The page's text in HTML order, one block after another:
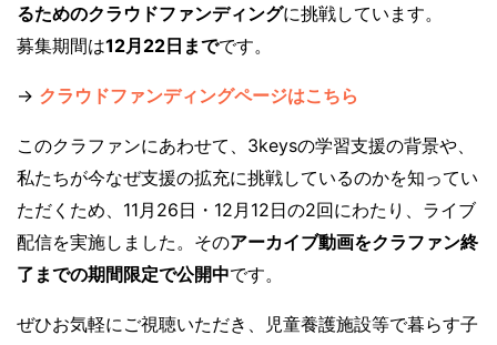
るためのクラウドファンディングに挑戦しています。
募集期間は12月22日までです。
→ クラウドファンディングページはこちら
このクラファンにあわせて、3keysの学習支援の背景や、
私たちが今なぜ支援の拡充に挑戦しているのかを知ってい
ただくため、11月26日・12月12日の2回にわたり、ライブ
配信を実施しました。そのアーカイブ動画をクラファン終
了までの期間限定で公開中です。
ぜひお気軽にご視聴いただき、児童養護施設等で暮らす子